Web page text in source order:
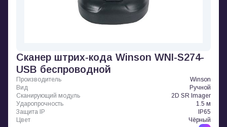
Сканер штрих-кода Winson WNI-S274-
USB беспроводной
Производитель
Winson
Вид
Ручной
Сканирующий модуль
2D SR Imager
Ударопрочность
1.5 м
Защита IP
IP65
Цвет
Чёрный